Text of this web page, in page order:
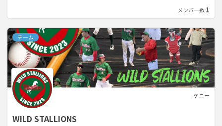
メンバー数1
チーム
ケニー
WILD STALLIONS